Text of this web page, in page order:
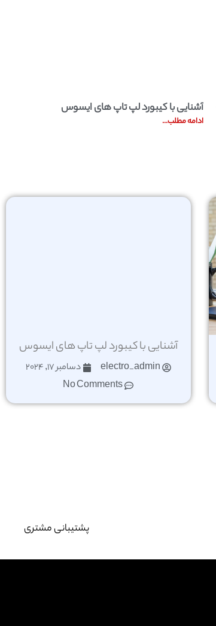
آشنایی با کیبورد لپ تاپ های ایسوس
ادامه مطلب...
آشنایی با کیبورد لپ تاپ های ایسوس
electro_admin
دسامبر 17, 2024
No Comments
پشتیبانی مشتری